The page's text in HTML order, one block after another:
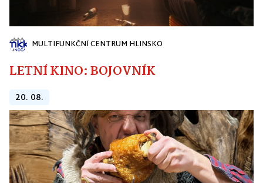
MULTIFUNKČNÍ CENTRUM HLINSKO
LETNÍ KINO: BOJOVNÍK
20. 08.